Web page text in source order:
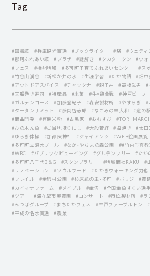
Tag
#図書館 #兵庫観光百選 #ブックライター #祭 #ウェディ
#那珂ふれあい館
#プラザ #謎解き #タカタータン #ウォ
#フェス
#播州地卵 #多可町子育てふれあいセンター
#ス
#竹谷山渓谷
#新松か井の水 #生涯学習 #たか物語
#畑中
#アウトドアスパイス
#チャッタナ #親子丼 #高橋武男
#
#天船巻き寿司
#特産品 #米菓 #牛×鶏合戦 #神戸ビーフ
#ガルテンコース
#加藤登紀子 #森安製材所 #やすらぎ
#
#タータンサミット
#藤岡啓志郞 #なごみの里大和 #道の
#商品開発
#有機米粉 #古民家 #おむすび
#TORI
#ひの木ん魚
#ご当地ほりにし #大般若経 #塩焼き #太田
#ゆらぎ体操
#加都良神社 #ジャイアンツ #WEB絵画展覧
#多可町立温水プール
#なか・やちよの森公園 ##竹内写真教
#WBC
#パブリックビューイング #グルテンフリー
#たか
#多可町八千代B＆G
#スタンプラリー #地域商社RAKU #
#リノベーション
#ソウルフード #たかぎウォーキング力也
#フレイル
#余暇村公園 #杉原紙の里・多可 #ボリジ #農
#カイマナファーム
#メイプル #金沢 #全国金魚すくい選
#ツアー
#滞在型市民農園 #コンサート #市位製材所
#ラ
#みつばグループ
#まちたかフェス #神戸ファーブルトン
#平成の名水百選
#農業